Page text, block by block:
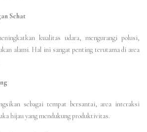
Sehat
kualitas udara, mengurangi polusi,
alami. Hal ini sangat penting terutama di area
sebagai tempat bersantai, area interaksi
hijau yang mendukung produktivitas.